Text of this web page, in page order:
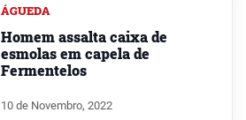
ÁGUEDA
Homem assalta caixa de
esmolas em capela de
Fermentelos
10 de Novembro, 2022